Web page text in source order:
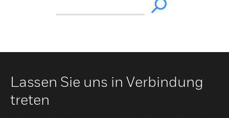
Lassen Sie uns in Verbindung
treten